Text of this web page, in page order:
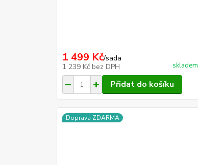
1 499 Kč/sada
1 239 Kč bez DPH skladem
Přidat do košíku
Doprava ZDARMA